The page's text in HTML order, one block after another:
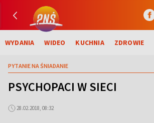
WYDANIA WIDEO KUCHNIA ZDROWIE
PYTANIE NA ŚNIADANIE
PSYCHOPACI W SIECI
28.02.2018, 08:32